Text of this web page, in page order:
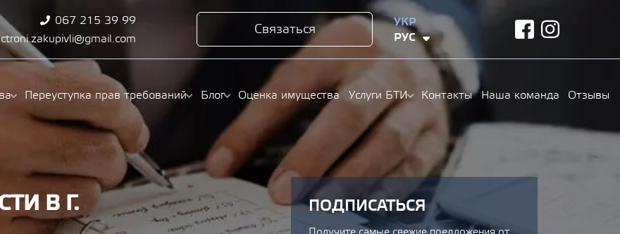
067 215 39 99
Связаться
УКР
РУС
facebook
Переуступка прав требований Блог Оценка имущества Услуги БТИ Контакты Наша команда Отзывы
В Г. ПОДПИСАТЬСЯ